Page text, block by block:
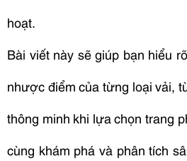
hoạt.
Bài viết này sẽ giúp bạn hiểu
nhược điểm của từng loại vải,
thông minh khi lựa chọn trang
cùng khám phá và phân tích